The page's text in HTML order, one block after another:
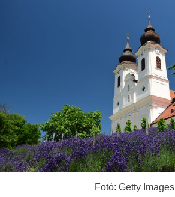
Fotó: Getty Images